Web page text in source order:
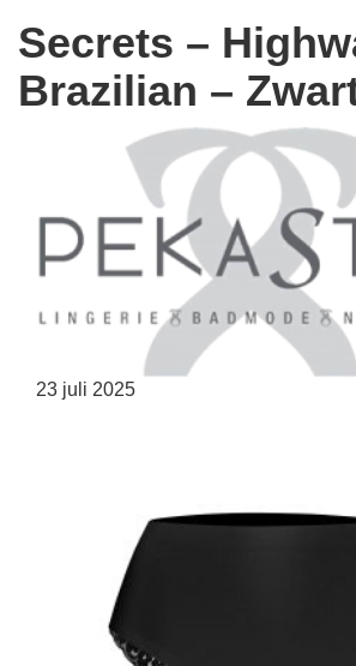
OVER ONS
Secrets –
Brazilian –
23 juli 2025